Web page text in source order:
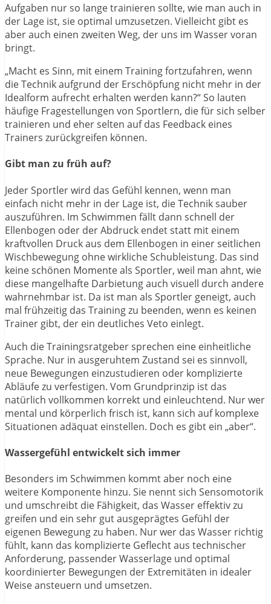
Aufgaben nur so lange trainieren sollte, wie man auch in
der Lage ist, sie optimal umzusetzen. Vielleicht gibt es
aber auch einen zweiten Weg, der uns im Wasser voran
bringt.
„Macht es Sinn, mit einem Training fortzufahren, wenn
die Technik aufgrund der Erschöpfung nicht mehr in der
Idealform aufrecht erhalten werden kann?“ So lauten
häufige Fragestellungen von Sportlern, die für sich selber
trainieren und eher selten auf das Feedback eines
Trainers zurückgreifen können.
Gibt man zu früh auf?
Jeder Sportler wird das Gefühl kennen, wenn man
einfach nicht mehr in der Lage ist, die Technik sauber
auszuführen. Im Schwimmen fällt dann schnell der
Ellenbogen oder der Abdruck endet statt mit einem
kraftvollen Druck aus dem Ellenbogen in einer seitlichen
Wischbewegung ohne wirkliche Schubleistung. Das sind
keine schönen Momente als Sportler, weil man ahnt, wie
diese mangelhafte Darbietung auch visuell durch andere
wahrnehmbar ist. Da ist man als Sportler geneigt, auch
mal frühzeitig das Training zu beenden, wenn es keinen
Trainer gibt, der ein deutliches Veto einlegt.
Auch die Trainingsratgeber sprechen eine einheitliche
Sprache. Nur in ausgeruhtem Zustand sei es sinnvoll,
neue Bewegungen einzustudieren oder komplizierte
Abläufe zu verfestigen. Vom Grundprinzip ist das
natürlich vollkommen korrekt und einleuchtend. Nur wer
mental und körperlich frisch ist, kann sich auf komplexe
Situationen adäquat einstellen. Doch es gibt ein „aber“.
Wassergefühl entwickelt sich immer
Besonders im Schwimmen kommt aber noch eine
weitere Komponente hinzu. Sie nennt sich Sensomotorik
und umschreibt die Fähigkeit, das Wasser effektiv zu
greifen und ein sehr gut ausgeprägtes Gefühl der
eigenen Bewegung zu haben. Nur wer das Wasser richtig
fühlt, kann das komplizierte Geflecht aus technischer
Anforderung, passender Wasserlage und optimal
koordinierter Bewegungen der Extremitäten in idealer
Weise ansteuern und umsetzen.